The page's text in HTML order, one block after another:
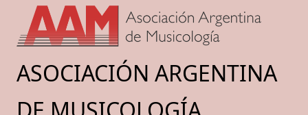
contenido
ASOCIACIÓN ARGENTINA